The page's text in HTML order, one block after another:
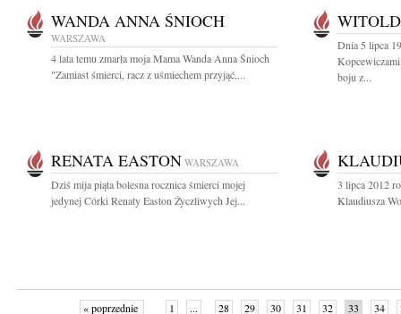
WANDA ANNA ŚNIOCH
WARSZAWA
4 lata temu zmarła moja Mama Wanda Anna Śnioch
"Zamiast śmierci, racz z uśmiechem przyjąć,...
Dnia 5 lipca
boju z...
RENATA EASTON WARSZAWA
Dziś mija piąta bolesna rocznica śmierci mojej
jedynej Córki Renaty Easton Życzliwych Jej...
3 lipca 2012
Klaudiusza
« poprzednie 1 ... 28 29 30 31 32 33 34